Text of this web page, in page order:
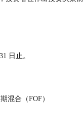
日止。
期混合（FOF）